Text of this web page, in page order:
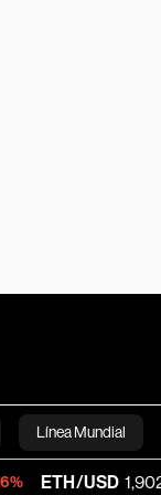
Línea Mundial
Bloomberg
1,902.38 -